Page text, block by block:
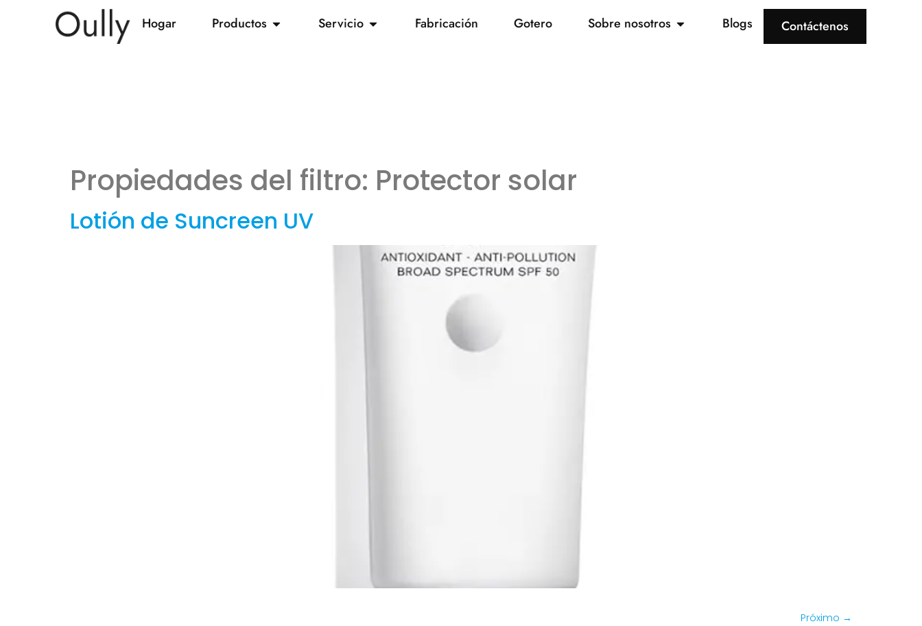
Hogar Productos Servicio Fabricación Gotero Sobre nosotros Blogs Contáctenos
Propiedades del filtro: Protector solar
Lotión de Suncreen UV
Próximo →